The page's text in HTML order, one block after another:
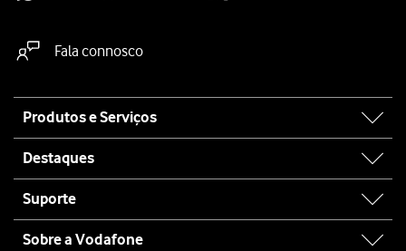
Fala connosco
map
Produtos e Serviços
Destaques
Suporte
Sobre a Vodafone